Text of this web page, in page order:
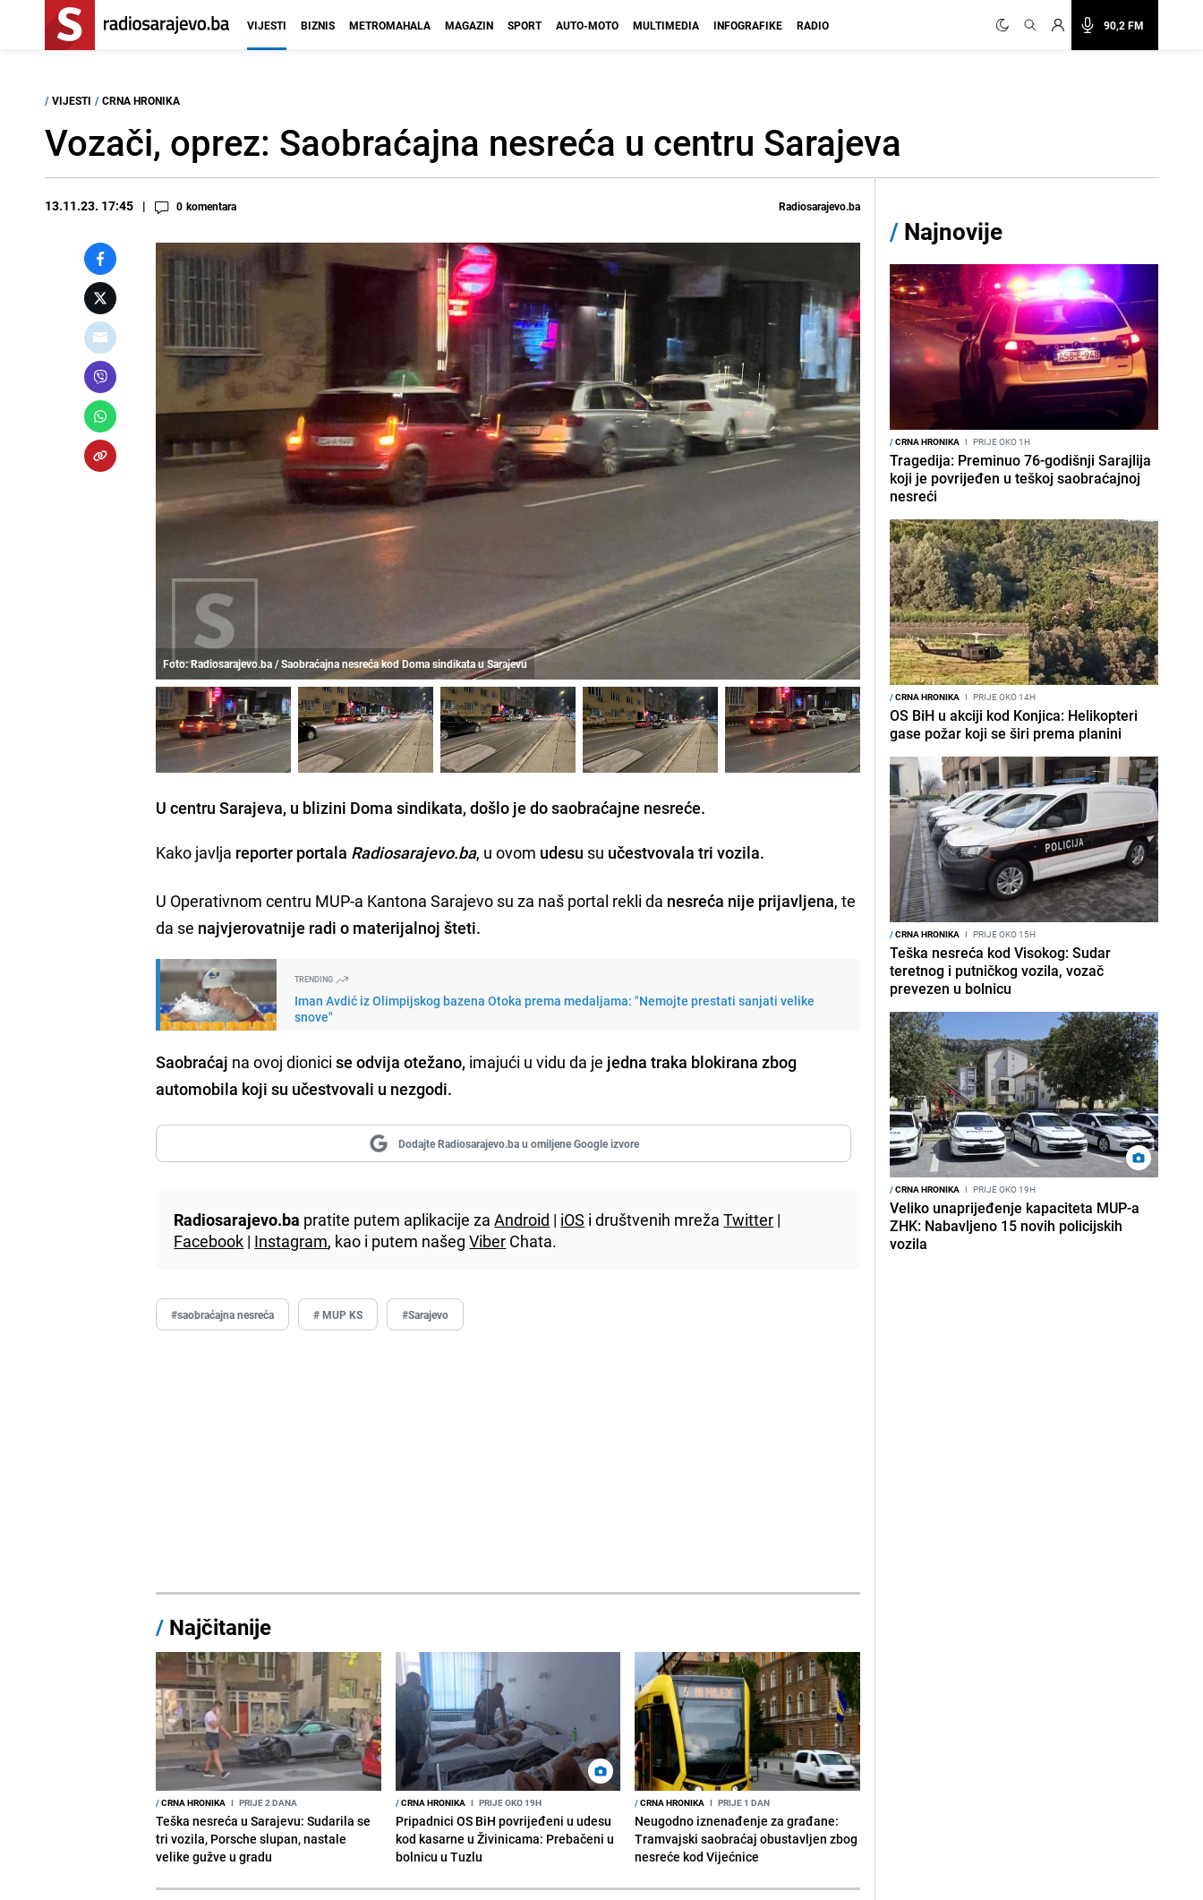
90,2 FM
VIJESTI BIZNIS METROMAHALA MAGAZIN SPORT AUTO-MOTO MULTIMEDIA INFOGRAFIKE RADIO
/ VIJESTI / CRNA HRONIKA
Vozači, oprez: Saobraćajna nesreća u centru Sarajeva
13.11.23. 17:45 0 komentara Radiosarajevo.ba
Foto: Radiosarajevo.ba / Saobraćajna nesreća kod Doma sindikata u Sarajevu
U centru Sarajeva, u blizini Doma sindikata, došlo je do saobraćajne nesreće.
Kako javlja reporter portala Radiosarajevo.ba, u ovom udesu su učestvovala tri vozila.
U Operativnom centru MUP-a Kantona Sarajevo su za naš portal rekli da nesreća nije prijavljena, te
da se najvjerovatnije radi o materijalnoj šteti.
TRENDING
Iman Avdić iz Olimpijskog bazena Otoka prema medaljama: "Nemojte prestati sanjati velike
snove"
Saobraćaj na ovoj dionicise odvija otežano, imajući u vidu da je jedna traka blokirana zbog
automobila koji su učestvovali u nezgodi.
Dodajte Radiosarajevo.ba u omiljene Google izvore
Radiosarajevo.ba pratite putem aplikacije zaAndroid | iOS i društvenih mrežaTwitter |
Facebook | Instagram, kao i putem našegViber Chata.
#saobraćajna nesreća # MUP KS #Sarajevo
/ Najčitanije
/CRNA HRONIKA I PRIJE 2 DANA
Teška nesreća u Sarajevu: Sudarila se
tri vozila, Porsche slupan, nastale
velike gužve u gradu
/CRNA HRONIKA I PRIJE OKO 19H
Pripadnici OS BiH povrijeđeni u udesu
kod kasarne u Živinicama: Prebačeni u
bolnicu u Tuzlu
/CRNA HRONIKA I PRIJE 1 DAN
Neugodno iznenađenje za građane:
Tramvajski saobraćaj obustavljen zbog
nesreće kod Vijećnice
/ Najnovije
/CRNA HRONIKA I PRIJE OKO 1H
Tragedija: Preminuo 76-godišnji Sarajlija
koji je povrijeđen u teškoj saobraćajnoj
nesreći
/CRNA HRONIKA I PRIJE OKO 14H
OS BiH u akciji kod Konjica: Helikopteri
gase požar koji se širi prema planini
/CRNA HRONIKA I PRIJE OKO 15H
Teška nesreća kod Visokog: Sudar
teretnog i putničkog vozila, vozač
prevezen u bolnicu
/CRNA HRONIKA I PRIJE OKO 19H
Veliko unaprijeđenje kapaciteta MUP-a
ZHK: Nabavljeno 15 novih policijskih
vozila